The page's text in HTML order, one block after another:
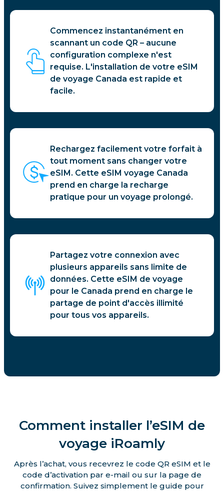
Commencez instantanément en
scannant un code QR – aucune
configuration complexe n'est
requise. L'installation de votre eSIM
de voyage Canada est rapide et
facile.
Rechargez facilement votre forfait à
tout moment sans changer votre
eSIM. Cette eSIM voyage Canada
prend en charge la recharge
pratique pour un voyage prolongé.
Partagez votre connexion avec
plusieurs appareils sans limite de
données. Cette eSIM de voyage
pour le Canada prend en charge le
partage de point d'accès illimité
pour tous vos appareils.
Comment installer l’eSIM de
voyage iRoamly
Après l’achat, vous recevrez le code QR eSIM et le
code d’activation par e-mail ou sur la page de
confirmation. Suivez simplement le guide pour